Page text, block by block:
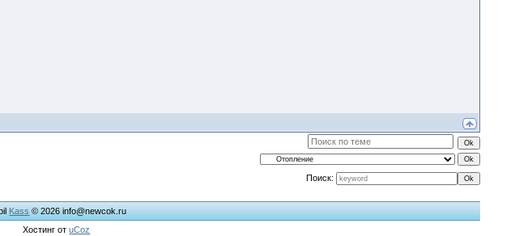
Поиск:
Kass © 2026 info@newcok.ru
Хостинг отuCoz